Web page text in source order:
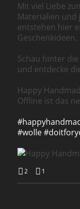
Mit viel Liebe
Materialien und
entstehen hier
Geschenkideen.
Schau hinter
und entdecke
Happy
Offline ist das
#wolle
2 1